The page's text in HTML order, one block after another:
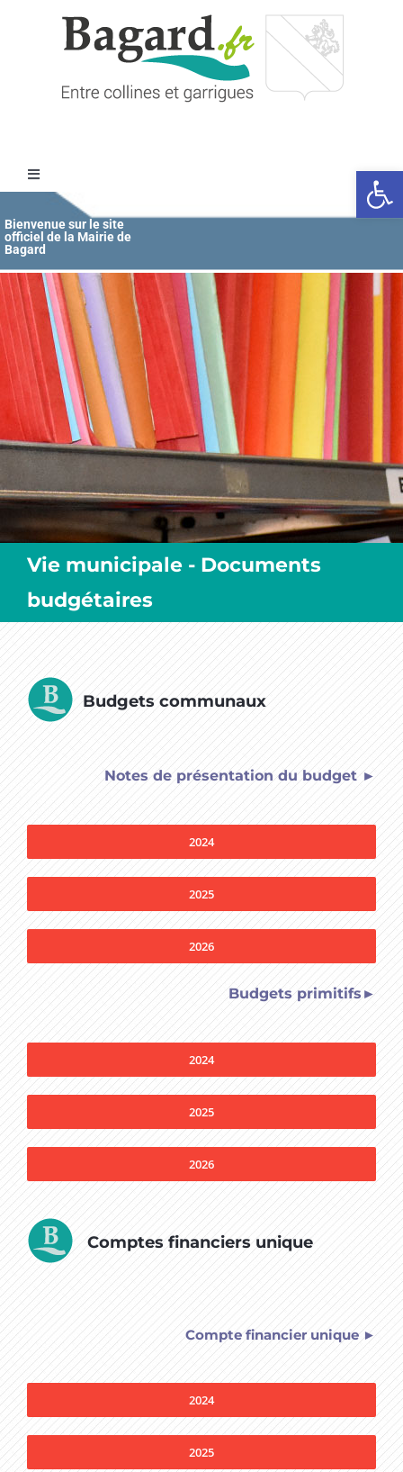
Ouvrir
Toggle
Navigation
Accueil
MAIRIE
ÉDUCATION / JEUNESSE
VIE COMMUNALE
MES SORTIES / MES LOISIRS
Bienvenue sur le site
officiel de la Mairie de
Bagard
Vie municipale - Documents
budgétaires
Budgets communaux
Notes de présentation du budget ►
2024
2025
2026
Budgets primitifs►
2024
2025
2026
Comptes financiers unique
Compte financier unique ►
2024
2025